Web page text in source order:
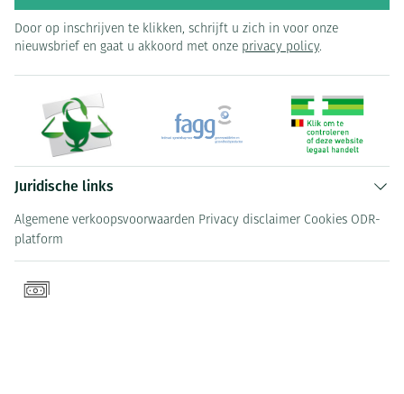
Door op inschrijven te klikken, schrijft u zich in voor onze
nieuwsbrief en gaat u akkoord met onze privacy policy.
Juridische links
Algemene verkoopsvoorwaarden Privacy disclaimer Cookies ODR-
platform